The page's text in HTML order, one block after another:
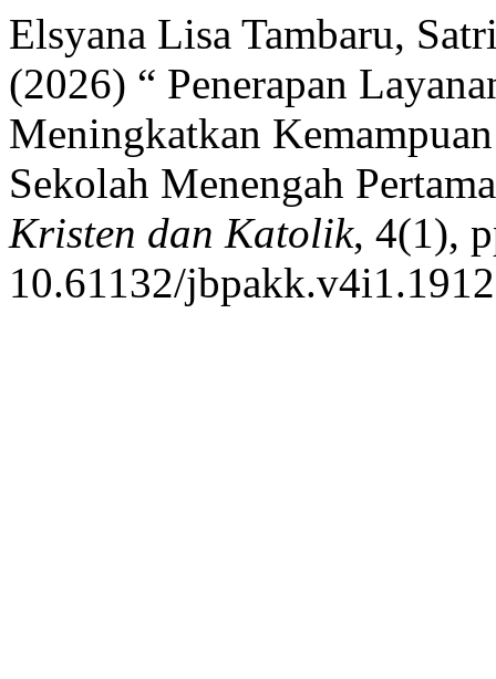
Elsyana Lisa Tambaru,
(2026) “ Penerapan
Meningkatkan
Sekolah Menengah
Kristen dan Katolik, 4(1),
10.61132/